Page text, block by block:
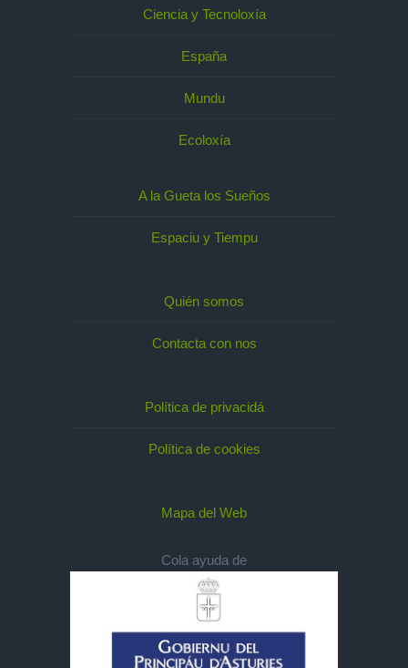
Ciencia y Tecnoloxía
España
Mundu
Ecoloxía
A la Gueta los Sueños
Espaciu y Tiempu
Quién somos
Contacta con nos
Política de privacidá
Política de cookies
Mapa del Web
Cola ayuda de